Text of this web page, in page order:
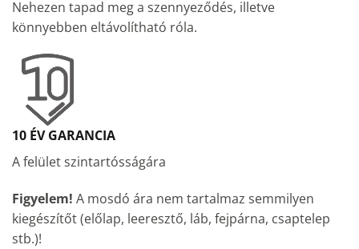
Nehezen tapad meg a szennyeződés, illetve
könnyebben eltávolítható róla.
10 ÉV GARANCIA
A felület szintartósságára
Figyelem! A mosdó ára nem tartalmaz semmilyen
kiegészítőt (előlap, leeresztő, láb, fejpárna, csaptelep
stb.)!